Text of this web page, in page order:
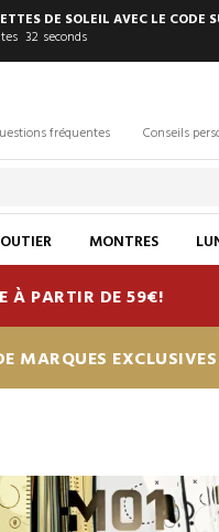
DE SOLEIL AVEC LE CODE
31 seconds
fréquentes Conseils
MONTRES
À PARTIR DE 59€!
MARQUES EXCLUSIVES